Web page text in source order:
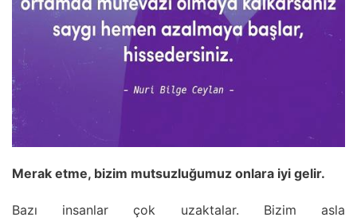
Merak etme, bizim mutsuzluğumuz onlara iyi gelir.
Bazı insanlar çok uzaktalar. Bizim asla